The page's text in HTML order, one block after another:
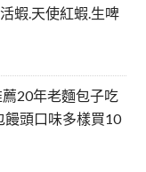
蝦.天使紅蝦.生啤
20年老麵包子吃
饅頭口味多樣買10